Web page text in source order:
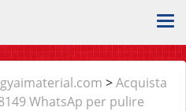
>Acquista
WhatsAp per pulire